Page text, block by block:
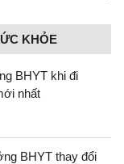
KHỎE
BHYT khi đi
nhất
BHYT thay đổi